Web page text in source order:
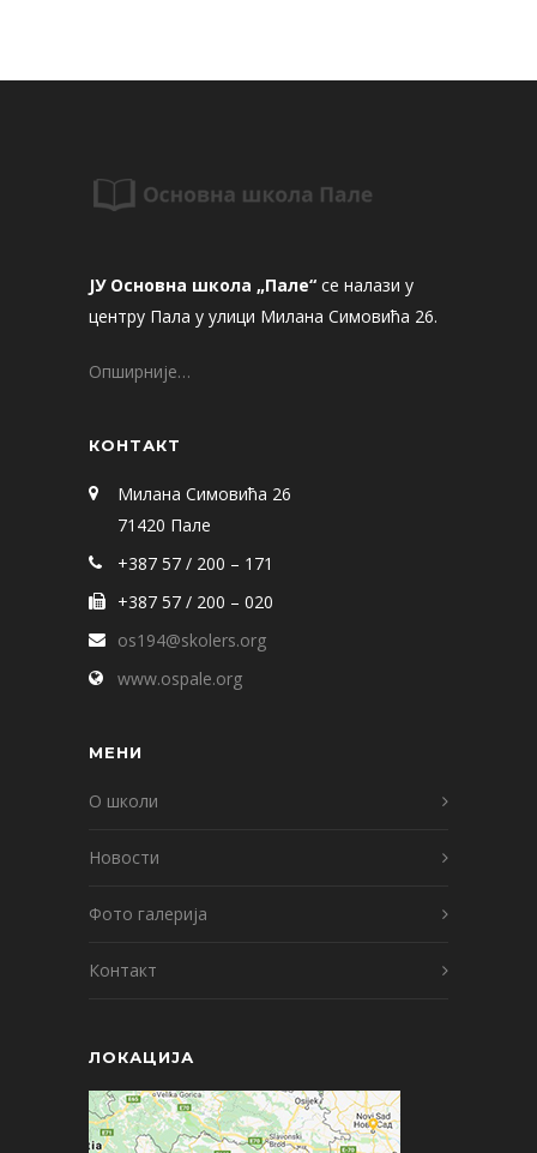
ЈУ Основна школа „Пале“ се налази у
центру Пала у улици Милана Симовића 26.
Опширније…
КОНТАКТ
Милана Симовића 26
71420 Пале
+387 57 / 200 – 171
+387 57 / 200 – 020
os194@skolers.org
www.ospale.org
МЕНИ
О школи
Новости
Фото галерија
Контакт
ЛОКАЦИЈА